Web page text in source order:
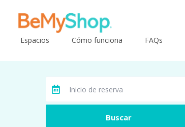
Espacios Cómo funciona FAQs